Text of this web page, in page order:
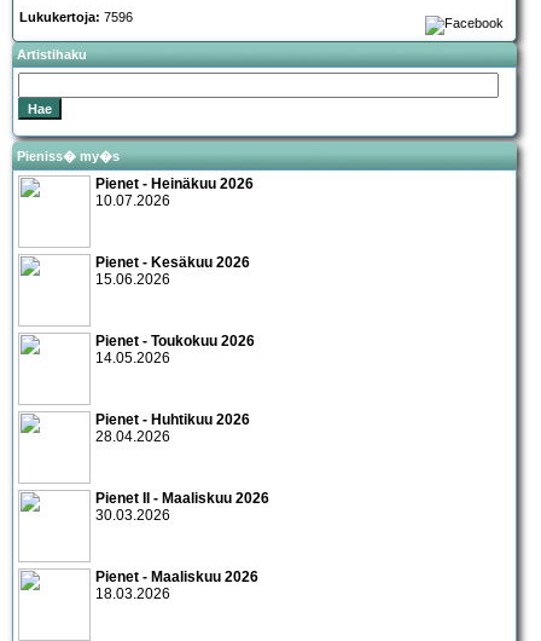
Lukukertoja: 7596
Artistihaku
Pieniss� my�s
Pienet - Heinäkuu 2026
10.07.2026
Pienet - Kesäkuu 2026
15.06.2026
Pienet - Toukokuu 2026
14.05.2026
Pienet - Huhtikuu 2026
28.04.2026
Pienet II - Maaliskuu 2026
30.03.2026
Pienet - Maaliskuu 2026
18.03.2026